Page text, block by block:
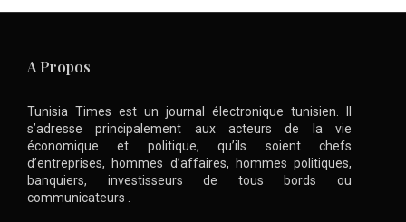
A Propos
Tunisia Times est un journal électronique tunisien. Il
s’adresse principalement aux acteurs de la vie
économique et politique, qu’ils soient chefs
d’entreprises, hommes d’affaires, hommes politiques,
banquiers, investisseurs de tous bords ou
communicateurs .